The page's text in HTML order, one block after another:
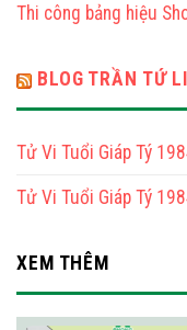
Thi công bảng hiệu
BLOG TRẦN TỨ
Tử Vi Tuổi Giáp Tý
Tử Vi Tuổi Giáp Tý
XEM THÊM